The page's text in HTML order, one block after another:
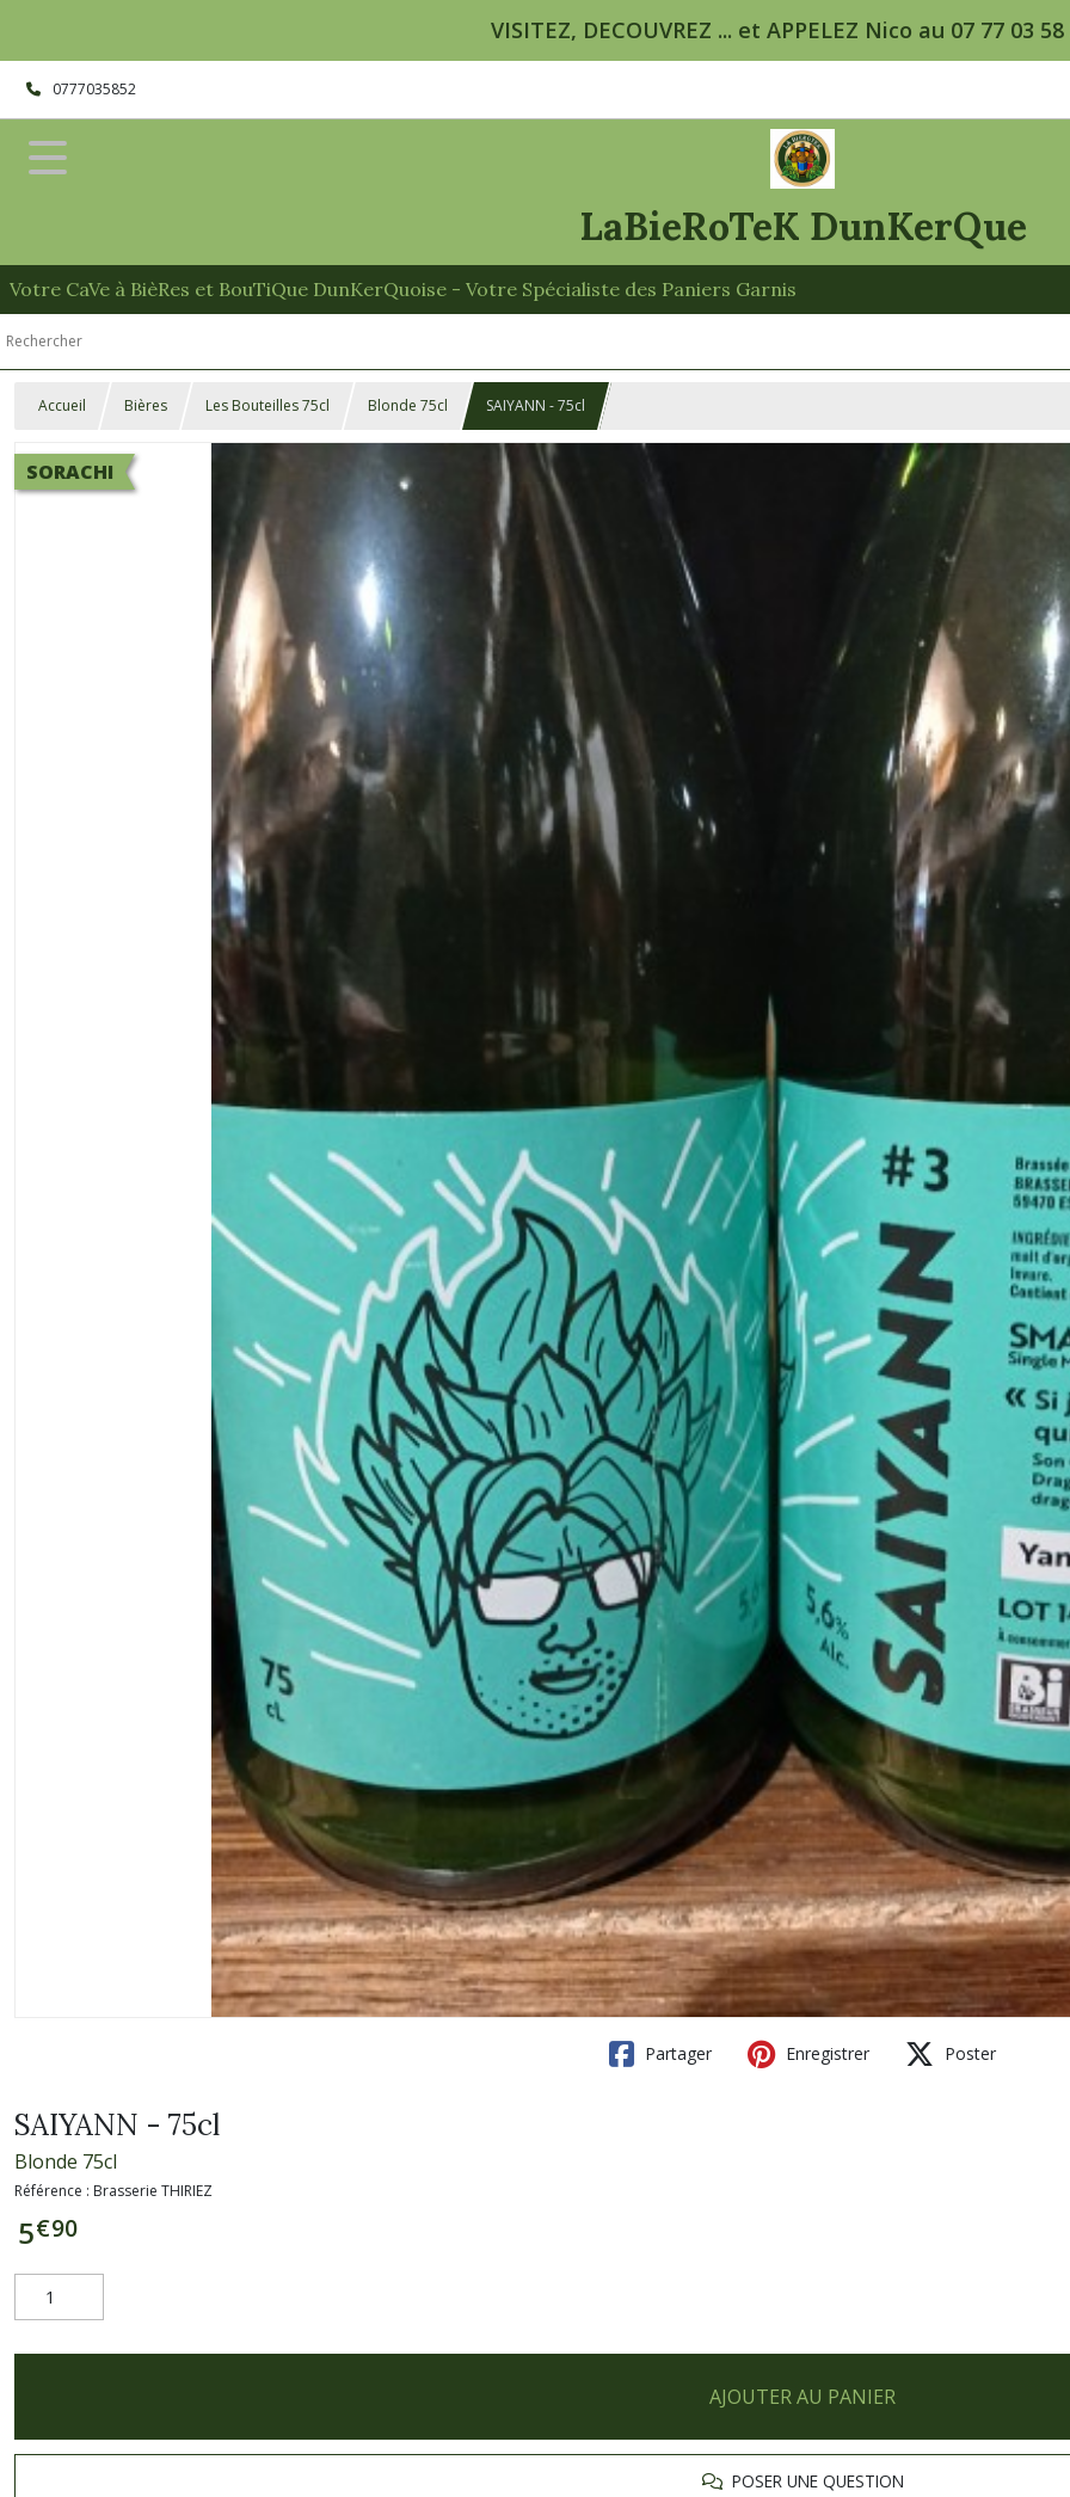
VISITEZ, DECOUVREZ ... et APPELEZ Nico au 07 77 03 58
0777035852
LaBieRoTeK DunKerQue
Votre CaVe à BièRes et BouTiQue DunKerQuoise - Votre Spécialiste des Paniers Garnis
Accueil Bières Les Bouteilles 75cl Blonde 75cl SAIYANN - 75cl
SORACHI
Partager Enregistrer Poster
SAIYANN - 75cl
Blonde 75cl
Référence : Brasserie THIRIEZ
5€90
AJOUTER AU PANIER
POSER UNE QUESTION